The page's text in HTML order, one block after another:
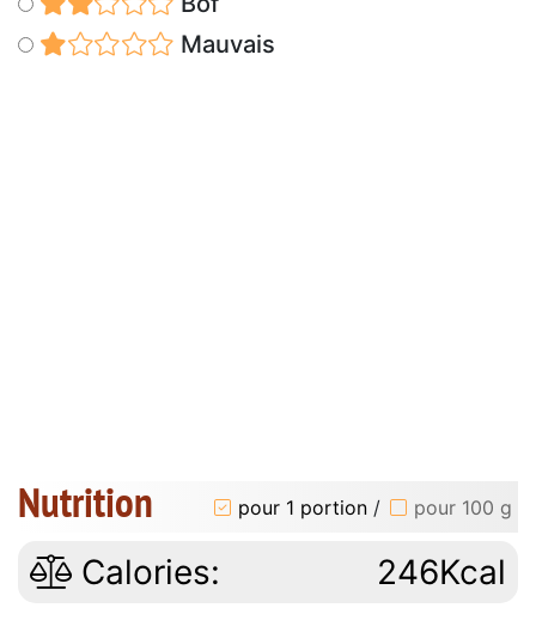
Mauvais
Nutrition pour 1 portion / pour 100 g
Calories: 246Kcal